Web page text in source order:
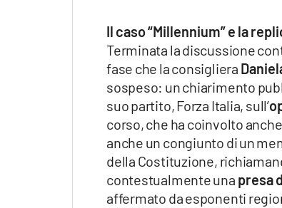
Il caso “Millennium” e la
Terminata la discussione
fase che la consigliera
sospeso: un chiarimento
suo partito, Forza Italia, sull’
corso, che ha coinvolto
anche un congiunto di un
della Costituzione,
contestualmente una presa
affermato da esponenti